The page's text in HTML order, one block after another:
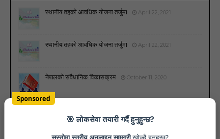
स्थानीय तहको आवधिक योजना तर्जुमा April 22, 2021
स्थानीय तहको आवधिक योजना तर्जुमा April 22, 2021
नेपालको संवैधानिक विकासक्रम October 11, 2020
Sponsored
🎯 लोकसेवा तयारी गर्दै हुनुहुन्छ?